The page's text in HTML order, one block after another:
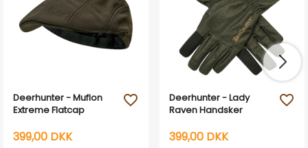
Deerhunter - Muflon
Extreme Flatcap
399,00 DKK
favorite_outline
Deerhunter - Lady
Raven Handsker
399,00 DKK
favorite_outline